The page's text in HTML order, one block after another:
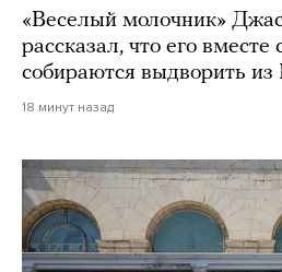
«Веселый молочник»
рассказал, что его вместе
собираются выдворить из
18 минут назад